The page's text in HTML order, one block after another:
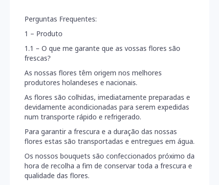
TODAS
MARCAS
CHOCOLATES
DOCES
ARTIFICIAIS
EVENTOS
ÀRVORES
BOUQUET
Perguntas Frequentes:
1 – Produto
1.1 – O que me garante que as vossas flores são
frescas?
As nossas flores têm origem nos melhores
produtores holandeses e nacionais.
As flores são colhidas, imediatamente preparadas e
devidamente acondicionadas para serem expedidas
num transporte rápido e refrigerado.
Para garantir a frescura e a duração das nossas
flores estas são transportadas e entregues em água.
Os nossos bouquets são confeccionados próximo da
hora de recolha a fim de conservar toda a frescura e
qualidade das flores.